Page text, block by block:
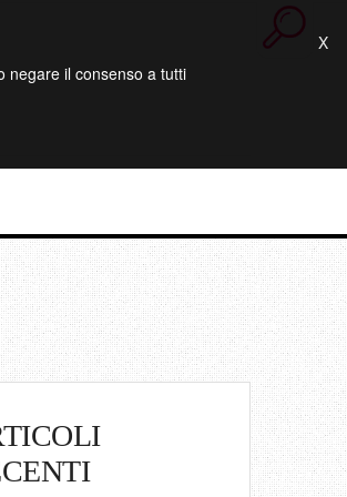
negare il consenso a tutti
X